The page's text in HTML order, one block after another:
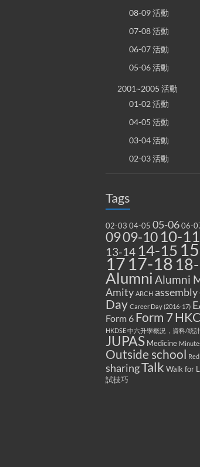
08-09 活動
07-08 活動
06-07 活動
05-06 活動
2001~2005 活動
01-02 活動
04-05 活動
03-04 活動
02-03 活動
Tags
02-03 04-05 05-0606-
0909-10 10-11
13-14 14-15
17 17-18
Alumni Alumni
Amity ARCH assembly
Day Career Day (2016-17)
Form 6 Form 7
HKDSE 中六升學概況，資料/統計
JUPAS Medicine
Outside school
sharingTalk Walk for
試技巧